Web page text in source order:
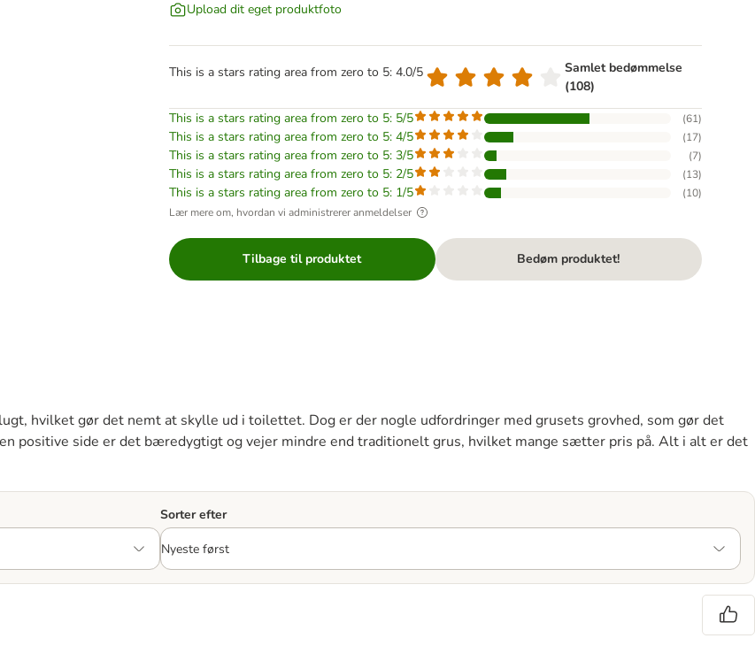
Upload dit eget produktfoto
This is a stars rating area from zero to 5: 4.0/5
Samlet bedømmelse
(108)
This is a stars rating area from zero to 5: 5/5
(61)
This is a stars rating area from zero to 5: 4/5 (17)
This is a stars rating area from zero to 5: 3/5 (7)
This is a stars rating area from zero to 5: 2/5 (13)
This is a stars rating area from zero to 5: 1/5 (10)
Lær mere om, hvordan vi administrerer anmeldelser
Tilbage til produktet Bedøm produktet!
hvilket gør det nemt at skylle ud i toilettet. Dog er der nogle udfordringer med grusets grovhed, som gør det
positive side er det bæredygtigt og vejer mindre end traditionelt grus, hvilket mange sætter pris på. Alt i alt er det
Sorter efter